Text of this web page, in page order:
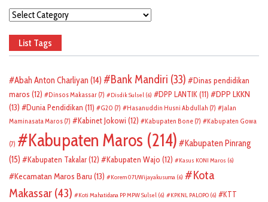
Categories
List Tags
Abah Anton Charliyan (14) Bank Mandiri (33)
Dinas pendidikan
maros (12) Dinsos Makassar (7) Disdik Sulsel (6) DPP LANTIK(11)
DPP LKKN
(13)
Dunia Pendidikan (11) G20 (7) Hasanuddin Husni Abdullah (7)
Jalan
Maminasata Maros (7) Kabinet Jokowi (12) Kabupaten Bone (7) Kabupaten Gowa
(7) Kabupaten Maros (214)
Kabupaten Pinrang
(15)
Kabupaten Takalar(12) Kabupaten Wajo (12) Kasus KONI Maros (6)
Kecamatan Maros Baru (13) Korem 071/Wijayakusuma (6)
Kota
Makassar (43) Koti Mahatidana PP MPW Sulsel (6) KPKNL PALOPO (6)
KTT